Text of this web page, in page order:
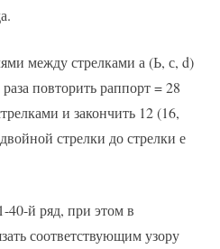
между стрелками а (Ь, с, d)
повторить раппорт = 28
и закончить 12 (16,
стрелки до стрелки е
40-й ряд, при этом в
соответствующим узору